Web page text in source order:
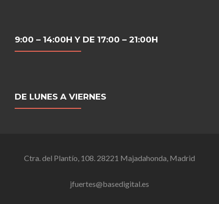
9:00 – 14:00H Y DE 17:00 – 21:00H
DE LUNES A VIERNES
Ctra. del Plantío, 108. 28221 Majadahonda, Madrid
jfuertes@basedigital.es